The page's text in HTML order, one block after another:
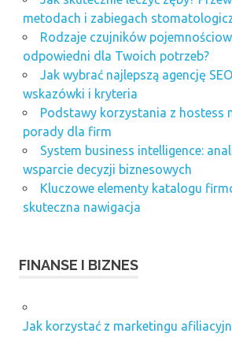
metodach i zabiegach
Rodzaje czujników
odpowiedni dla Twoich potrzeb?
Jak wybrać najlepszą agencję
wskazówki i kryteria
Podstawy korzystania z hostess
porady dla firm
System business intelligence:
wsparcie decyzji biznesowych
Kluczowe elementy katalogu
skuteczna nawigacja
FINANSE I BIZNES
Jak korzystać z marketingu